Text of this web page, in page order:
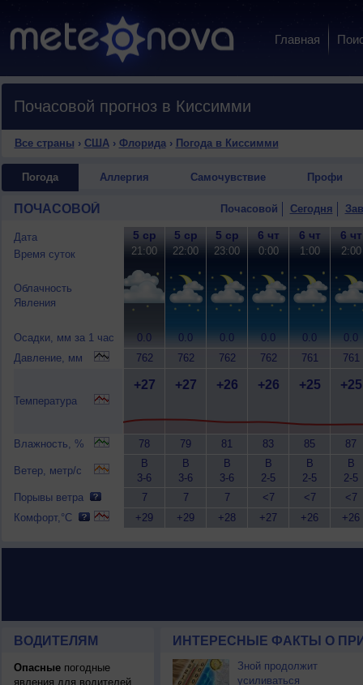
Главная
Почасовой прогноз в Киссимми
Все страны › США› Флорида› Погода в Киссимми
Погода Аллергия Самочувствие Профи
ПОЧАСОВОЙ Почасовой Сегодня
Дата
Время суток
Облачность
Явления
Осадки, мм за 1 час
Давление, мм
Температура
Влажность, %
Ветер, метр/с
Порывы ветра
Комфорт,°C
5 ср
21:00
0.0
762
+27
78
В
3-6
7
+29
5 ср
22:00
0.0
762
+27
79
В
3-6
7
+29
5 ср
23:00
0.0
762
+26
81
В
3-6
7
+28
6 чт
0:00
0.0
762
+26
83
В
2-5
<7
+27
6 чт
1:00
0.0
761
+25
85
В
2-5
<7
+26
6 чт
2:00
0.0
761
+25
87
В
2-5
<7
+26
ВОДИТЕЛЯМ
Опасныепогодные
явления для водителей
ИНТЕРЕСНЫЕ ФАКТЫ О
Зной продолжит
усиливаться